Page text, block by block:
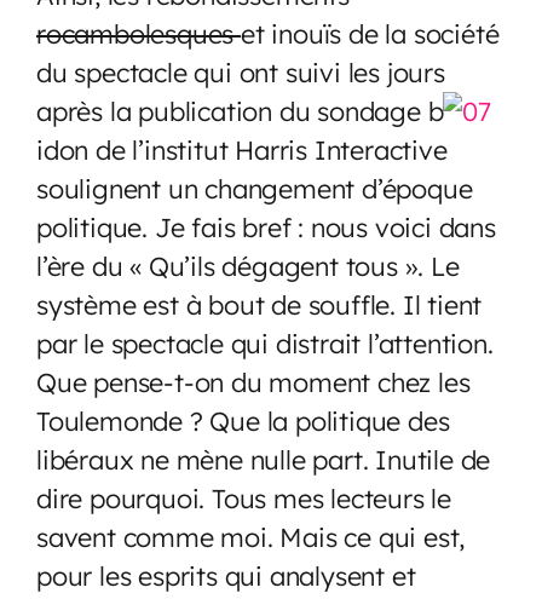
rocambolesqueset inouïs de la société
du spectacle qui ont suivi les jours
après la publication du sondage b
idon de l’institut Harris Interactive
soulignent un changement d’époque
politique. Je fais bref : nous voici dans
l’ère du « Qu’ils dégagent tous ». Le
système est à bout de souffle. Il tient
par le spectacle qui distrait l’attention.
Que pense-t-on du moment chez les
Toulemonde ? Que la politique des
libéraux ne mène nulle part. Inutile de
dire pourquoi. Tous mes lecteurs le
savent comme moi. Mais ce qui est,
pour les esprits qui analysent et